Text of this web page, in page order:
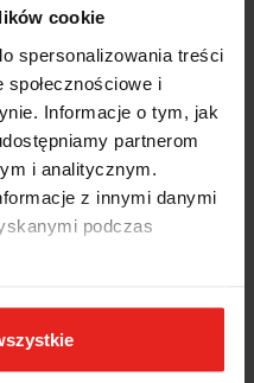
cookie
spersonalizowania treści
i
Informacje o tym, jak
partnerom
i analitycznym.
z innymi danymi
podczas
MODEL 8888/SL1,
KUPILI